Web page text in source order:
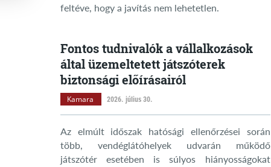
feltéve, hogy a javítás nem lehetetlen.
Fontos tudnivalók a vállalkozások
által üzemeltetett játszóterek
biztonsági előírásairól
Kamara 2026. július 30.
Az elmúlt időszak hatósági ellenőrzései során
több, vendéglátóhelyek udvarán működő
játszótér esetében is súlyos hiányosságokat